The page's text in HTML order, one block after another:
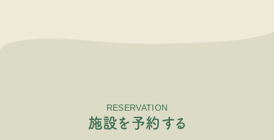
RESERVATION
施設を 予約 する